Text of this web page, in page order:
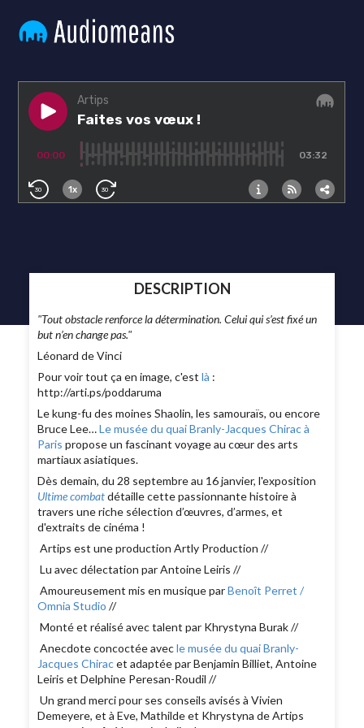
DESCRIPTION
"Tout obstacle renforce la détermination. Celui qui s’est fixé un
but n’en change pas."
Léonard de Vinci
Pour voir tout ça en image, c'estlà :
http://arti.ps/poddaruma
Le kung-fu des moines Shaolin, les samouraïs, ou encore
Bruce Lee…Le musée du quai Branly-Jacques Chirac à
Paris propose un fascinant voyage au cœur des arts
martiaux asiatiques.
Dès demain, du 28 septembre au 16 janvier, l'exposition
Ultime combatdétaille cette passionnante histoire à
travers une riche sélection d’œuvres, d’armes, et
d'extraits de cinéma !
Artips est une production Artly Production //
Lu avec délectation par Antoine Leiris //
Amoureusement mis en musique parBenoît Perret /
Omnia Studio //
Monté et réalisé avec talent par Khrystyna Burak //
Anecdote concoctée avecle musée du quai Branly-
Jacques Chiracet adaptée par Benjamin Billiet, Antoine
Leiris et Delphine Peresan-Roudil //
Un grand merci pour ses conseils avisés à Vivien
Demeyere, et à Eve, Mathilde et Khrystyna de Artips